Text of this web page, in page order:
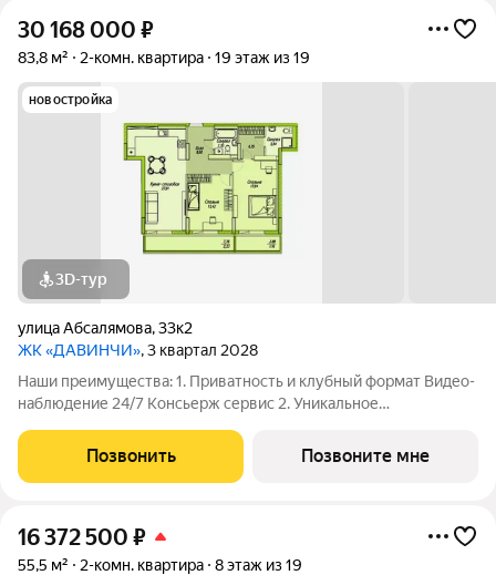
30 168 000 ₽
83,8 м² 2-комн. квартира 19 этаж из 19
новостройка
3D-тур
улица Абсалямова,33к2
ЖК «ДАВИНЧИ», 3 квартал 2028
Наши преимущества: 1. Приватность и клубный формат Видео-
наблюдение 24/7 Консьерж сервис 2. Уникальное
этаже Библиотека Спортивная зона Детский уголок 3.
Комфортный паркинг Закрытый паркинг на 1
Позвонить Позвоните мне
16 372 500 ₽
55,5 м² 2-комн. квартира 8 этаж из 19